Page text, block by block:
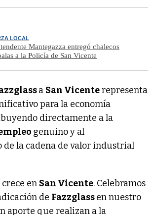
LOCAL
Mantegazza entregó chalecos
a la Policía de San Vicente
a San Vicenterepresenta
para la economía
directamente a la
genuino y al
la cadena de valor industrial
en San Vicente. Celebramos
de Fazzglassen nuestro
aporte que realizan a la